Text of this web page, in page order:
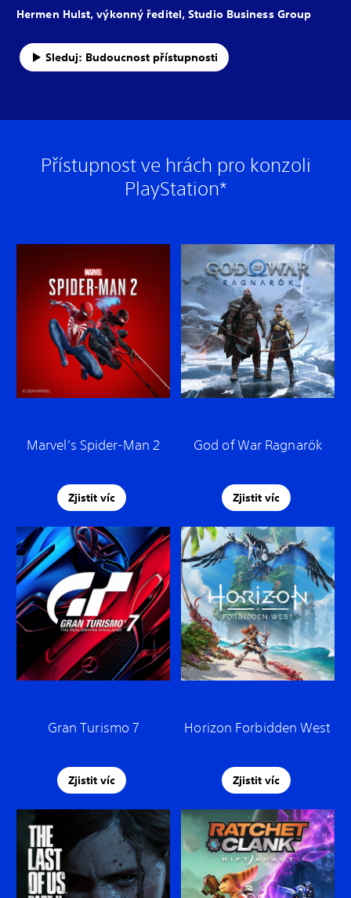
Hermen Hulst, výkonný ředitel, Studio Business Group
Sleduj: Budoucnost přístupnosti
Přístupnost ve hrách pro konzoli
PlayStation*
Marvel's Spider-Man 2
Zjistit víc
God of War Ragnarök
Zjistit víc
Gran Turismo 7
Zjistit víc
Horizon Forbidden West
Zjistit víc